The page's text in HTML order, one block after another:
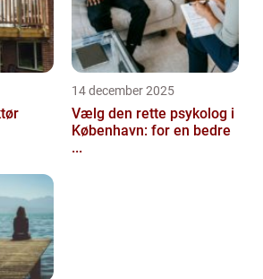
14 december 2025
Vælg den rette psykolog i
København: for en bedre
...